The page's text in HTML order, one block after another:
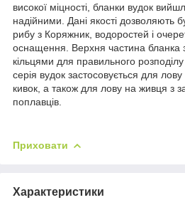
високої міцності, бланки вудок
надійними. Дані якості дозволяють
рибу з Коряжник, водоростей і
оснащення. Верхня частина бланка
кільцями для правильного
серія вудок застосовується для лову
кивок, а також для лову на живця з
поплавців.
Приховати
Характеристики